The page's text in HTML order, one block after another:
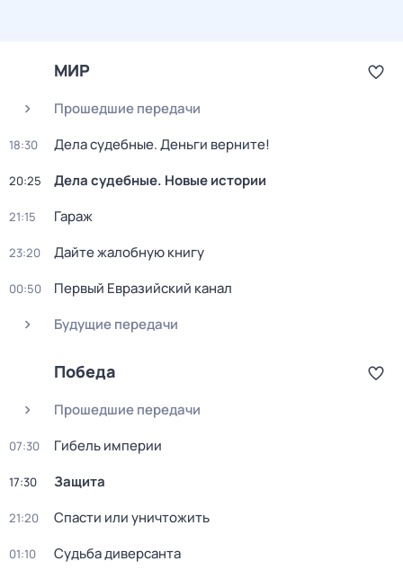
МИР
Прошедшие передачи
18:30 Дела судебные. Деньги верните!
20:25 Дела судебные. Новые истории
21:15 Гараж
23:20 Дайте жалобную книгу
00:50
Первый Евразийский канал
Будущие передачи
Победа
Прошедшие передачи
07:30 Гибель империи
17:30 Защита
21:20 Спасти или уничтожить
01:10 Судьба диверсанта